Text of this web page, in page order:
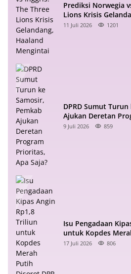
Prediksi Norwegia
Lions Krisis
Mengintai
11 Juli 2026 1201
DPRD Sumut
Ajukan Deretan
Saja?
9 Juli 2026 859
Isu Pengadaan
untuk Kopdes
RI
17 Juli 2026 806